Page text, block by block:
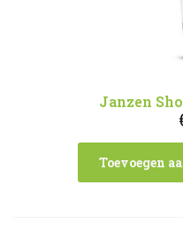
Janzen
Toevoegen